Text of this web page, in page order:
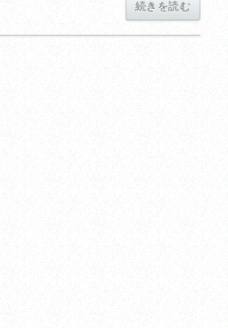
続きを読む